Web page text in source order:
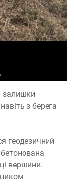
залишки
з берега
геодезичний
вершини.